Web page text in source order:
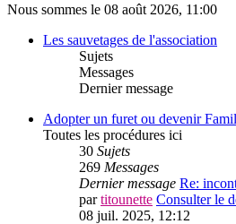
Nous sommes le 08 août 2026, 11:00
Les sauvetages de l'association
Sujets
Messages
Dernier message
Adopter un furet ou devenir
Toutes les procédures ici
30 Sujets
269 Messages
Dernier message Re:
partitounette Consulter le
08 juil. 2025, 12:12